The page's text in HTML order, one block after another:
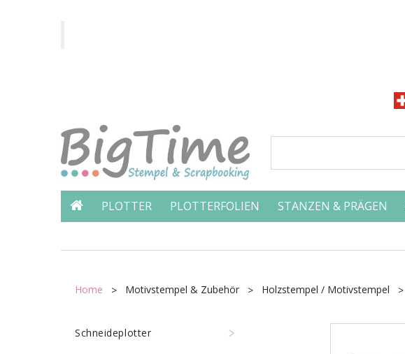
PLOTTER PLOTTERFOLIEN STANZEN & PRÄGEN
Home Motivstempel & Zubehör Holzstempel / Motivstempel
Schneideplotter